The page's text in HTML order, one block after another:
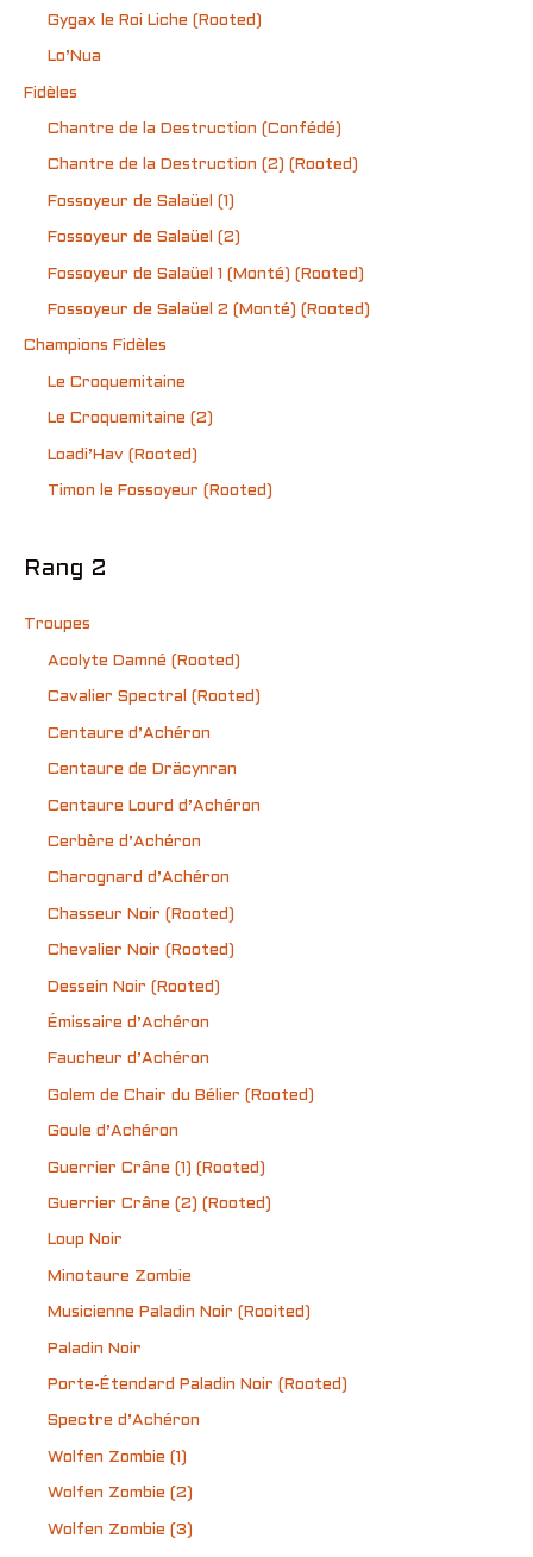
Gygax le Roi Liche (Rooted)
Lo’Nua
Fidèles
Chantre de la Destruction (Confédé)
Chantre de la Destruction (2) (Rooted)
Fossoyeur de Salaüel (1)
Fossoyeur de Salaüel (2)
Fossoyeur de Salaüel 1 (Monté) (Rooted)
Fossoyeur de Salaüel 2 (Monté) (Rooted)
Champions Fidèles
Le Croquemitaine
Le Croquemitaine (2)
Loadi’Hav (Rooted)
Timon le Fossoyeur (Rooted)
Rang 2
Troupes
Acolyte Damné (Rooted)
Cavalier Spectral (Rooted)
Centaure d’Achéron
Centaure de Dräcynran
Centaure Lourd d’Achéron
Cerbère d’Achéron
Charognard d’Achéron
Chasseur Noir (Rooted)
Chevalier Noir (Rooted)
Dessein Noir (Rooted)
Émissaire d’Achéron
Faucheur d’Achéron
Golem de Chair du Bélier (Rooted)
Goule d’Achéron
Guerrier Crâne (1) (Rooted)
Guerrier Crâne (2) (Rooted)
Loup Noir
Minotaure Zombie
Musicienne Paladin Noir (Rooited)
Paladin Noir
Porte-Étendard Paladin Noir (Rooted)
Spectre d’Achéron
Wolfen Zombie (1)
Wolfen Zombie (2)
Wolfen Zombie (3)